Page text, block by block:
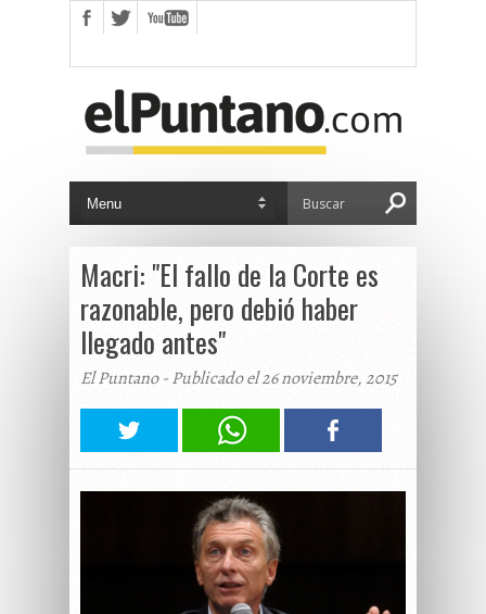
Macri: "El fallo de la Corte es
razonable, pero debió haber
llegado antes"
El Puntano - Publicado el 26 noviembre, 2015